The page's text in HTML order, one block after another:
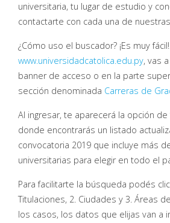
universitaria, tu lugar de estudio y
contactarte con cada una de
¿Cómo uso el buscador? ¡Es muy
www.universidadcatolica.edu.py, vas
banner de acceso o en la parte
sección denominada Carreras de
Al ingresar, te aparecerá la opción de
donde encontrarás un listado
convocatoria 2019 que incluye más
universitarias para elegir en todo el
Para facilitarte la búsqueda podés
Titulaciones, 2. Ciudades y 3. Áreas
los casos, los datos que elijas van a